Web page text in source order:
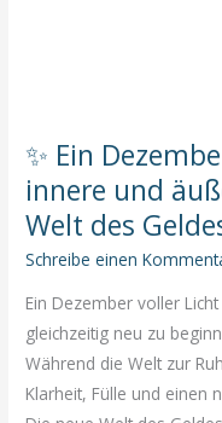
✨ Ein
innere und
Welt des
Schreibe einen
Ein Dezember voller
gleichzeitig neu zu
Während die Welt zur
Klarheit, Fülle und einen